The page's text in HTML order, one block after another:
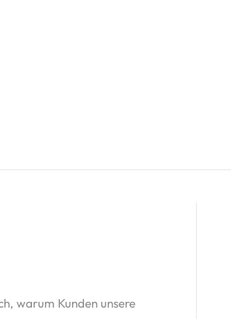
warum Kunden unsere